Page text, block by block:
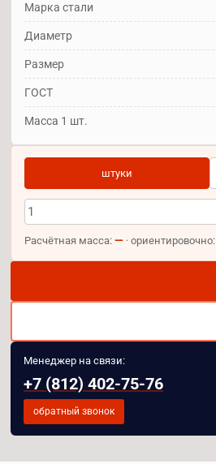
Марка стали
Диаметр
Размер
ГОСТ
Масса 1 шт.
штуки
Расчётная масса: — · ориентировочно:
Менеджер на связи:
+7 (812) 402-75-76
обратный звонок